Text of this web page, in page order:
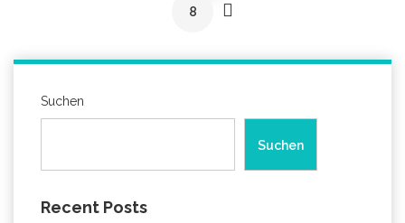
8
Suchen
Suchen
Recent Posts